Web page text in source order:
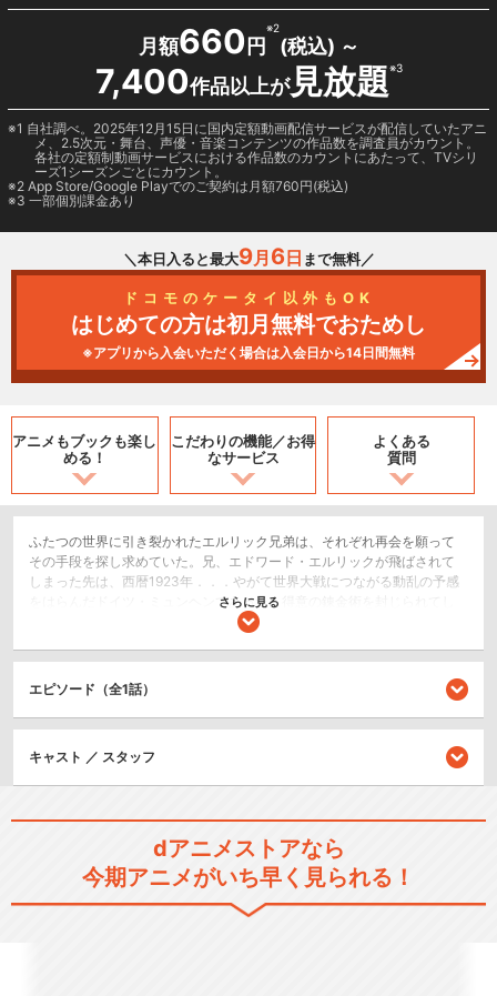
月額660 円
※2
(税込) ～
7,400作品以上が見放題※3
1 自社調べ。2025年12月15日に国内定額動画配信サービスが配信していたアニ
メ、2.5次元・舞台、声優・音楽コンテンツの作品数を調査員がカウント。
各社の定額制動画サービスにおける作品数のカウントにあたって、TVシリ
ーズ1シーズンごとにカウント。
2 App Store/Google Playでのご契約は月額760円(税込)
3 一部個別課金あり
＼本日入ると最大9月 6日 まで無料／
ドコモのケータイ以外もOK
はじめての方は初月無料でおためし
※アプリから入会いただく場合は入会日から14日間無料
アニメもブックも楽し
める！
こだわりの機能／お得
なサービス
よくある
質問
ふたつの世界に引き裂かれたエルリック兄弟は、それぞれ再会を願って
その手段を探し求めていた。兄、エドワード・エルリックが飛ばされて
しまった先は、西暦1923年．．．やがて世界大戦につながる動乱の予感
をはらんだドイツ・ミュンヘンであった。得意の錬金術を封じられてし
まったエドは、弟の面影をもつ若者アルフォンス・ハイデリヒの力を借
だが、なかなか手がかりは得られず、エドは焦燥をつのらせる。
SF/ファンタジー
アクション/バトル
ドラマ/青春
鋼の錬金術師
さらに見る
エピソード（全1話）
キャスト ／ スタッフ
dアニメストアなら
今期アニメがいち早く見られる！